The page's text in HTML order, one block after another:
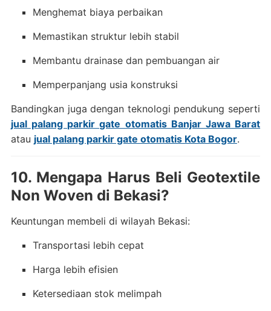
Menghemat biaya perbaikan
Memastikan struktur lebih stabil
Membantu drainase dan pembuangan air
Memperpanjang usia konstruksi
Bandingkan juga dengan teknologi pendukung seperti
jual palang parkir gate otomatis Banjar Jawa Barat
atau jual palang parkir gate otomatis Kota Bogor.
10. Mengapa Harus Beli Geotextile
Non Woven di Bekasi?
Keuntungan membeli di wilayah Bekasi:
Transportasi lebih cepat
Harga lebih efisien
Ketersediaan stok melimpah